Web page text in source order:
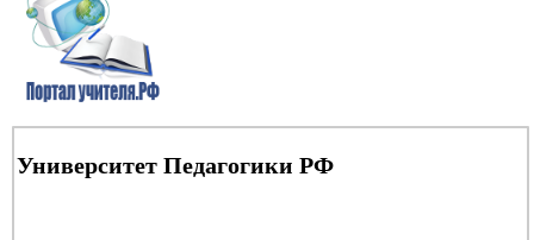
Университет Педагогики РФ